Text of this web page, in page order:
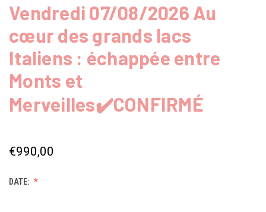
Vendredi 07/08/2026 Au
cœur des grands lacs
Italiens : échappée entre
Monts et
Merveilles✔️CONFIRMÉ
€990,00
DATE: